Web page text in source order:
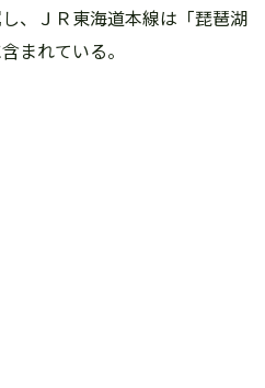
、ＪＲ東海道本線は「琵琶湖
まれている。